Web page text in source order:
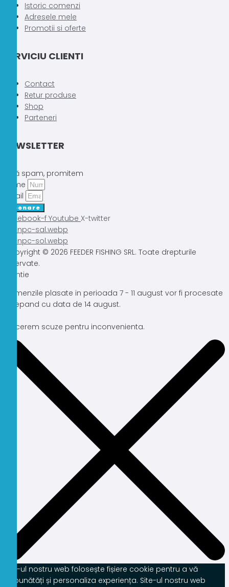
Istoric comenzi
Adresele mele
Promotii si oferte
SERVICIU CLIENTI
Contact
Retur produse
Shop
Parteneri
NEWSLETTER
Fără spam, promitem
Nume
Email
Abonare
Facebook-f Youtube X-twitter
Copyright © 2026 FEEDER FISHING SRL. Toate drepturile
rezervate.
Atentie
Comenzile plasate in perioada 7 - 11 august vor fi procesate
incepand cu data de 14 august.
Ne cerem scuze pentru inconvenienta.
Site-ul nostru web folosește fișiere cookie pentru a vă
îmbunătăți și personaliza experiența. Site-ul nostru web